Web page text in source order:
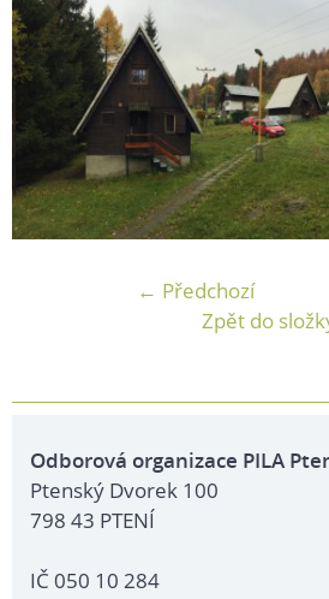
← Předchozí
Zpět do
Odborová organizace PILA
Ptenský Dvorek 100
798 43 PTENÍ
IČ 050 10 284